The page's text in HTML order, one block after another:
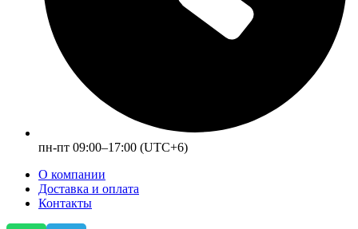
пн-пт 09:00–17:00 (UTC+6)
О компании
Доставка и оплата
Контакты